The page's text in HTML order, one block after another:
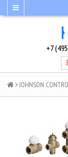
+7
JOHNSON